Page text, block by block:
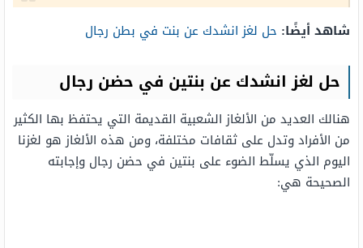
شاهد أيضًا: حل لغز انشدك عن بنت في بطن رجال
حل لغز انشدك عن بنتين في حضن رجال
هنالك العديد من الألغاز الشعبية القديمة التي يحتفظ بها الكثير
من الأفراد وتدل على ثقافات مختلفة، ومن هذه الألغاز هو لغزنا
اليوم الذي يسلّط الضوء على بنتين في حضن رجال وإجابته
الصحيحة هي: